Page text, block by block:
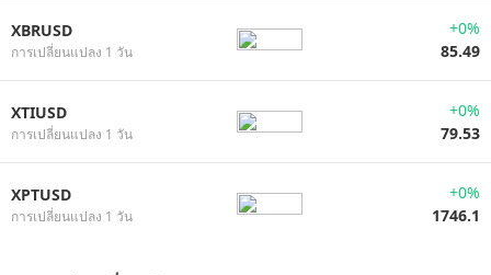
XBRUSD
การเปลี่ยนแปลง 1 วัน
+0%
85.49
XTIUSD
การเปลี่ยนแปลง 1 วัน
+0%
79.53
XPTUSD
การเปลี่ยนแปลง 1 วัน
+0%
1746.1